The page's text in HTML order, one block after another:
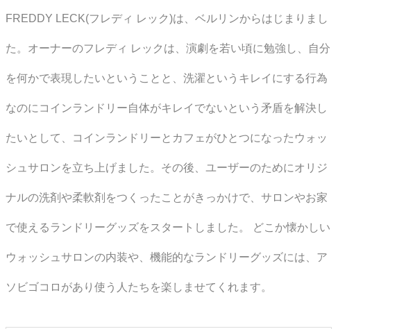
FREDDY LECK(フレディ レック)は、ベルリンからはじまりまし
た。オーナーのフレディ レックは、演劇を若い頃に勉強し、自分
を何かで表現したいということと、洗濯というキレイにする行為
なのにコインランドリー自体がキレイでないという矛盾を解決し
たいとして、コインランドリーとカフェがひとつになったウォッ
シュサロンを立ち上げました。その後、ユーザーのためにオリジ
ナルの洗剤や柔軟剤をつくったことがきっかけで、サロンやお家
で使えるランドリーグッズをスタートしました。 どこか懐かしい
ウォッシュサロンの内装や、機能的なランドリーグッズには、ア
ソビゴコロがあり使う人たちを楽しませてくれます。